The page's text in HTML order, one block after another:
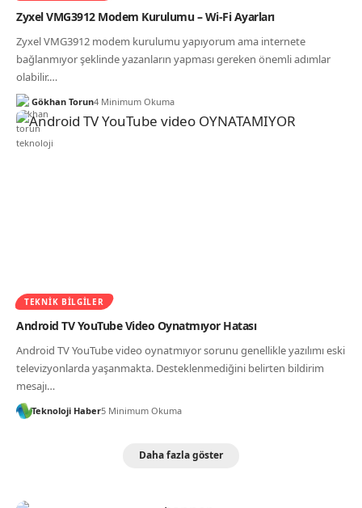
​​Zyxel VMG3912 Modem Kurulumu – Wi-Fi Ayarları
Zyxel VMG3912 modem kurulumu yapıyorum ama internete
bağlanmıyor şeklinde yazanların yapması gereken önemli adımlar
olabilir.…
Gökhan Torun4 Minimum Okuma
TEKNIK BILGILER
Android TV YouTube Video Oynatmıyor Hatası
Android TV YouTube video oynatmıyor sorunu genellikle yazılımı eski
televizyonlarda yaşanmakta. Desteklenmediğini belirten bildirim
mesajı…
Teknoloji Haber5 Minimum Okuma
Daha fazla göster